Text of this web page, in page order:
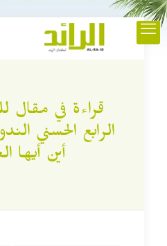
قراءة في
الرابع الحسني
أين أيها